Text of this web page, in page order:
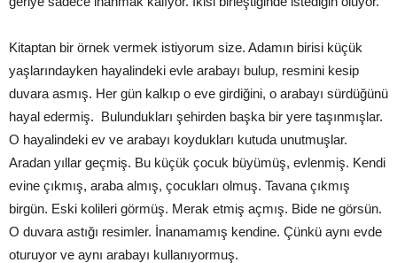
Kitaptan bir örnek vermek istiyorum size. Adamın birisi küçük
yaşlarındayken hayalindeki evle arabayı bulup, resmini kesip
duvara asmış. Her gün kalkıp o eve girdiğini, o arabayı sürdüğünü
hayal edermiş. Bulundukları şehirden başka bir yere taşınmışlar.
O hayalindeki ev ve arabayı koydukları kutuda unutmuşlar.
Aradan yıllar geçmiş. Bu küçük çocuk büyümüş, evlenmiş. Kendi
evine çıkmış, araba almış, çocukları olmuş. Tavana çıkmış
birgün. Eski kolileri görmüş. Merak etmiş açmış. Bide ne görsün.
O duvara astığı resimler. İnanamamış kendine. Çünkü aynı evde
oturuyor ve aynı arabayı kullanıyormuş.